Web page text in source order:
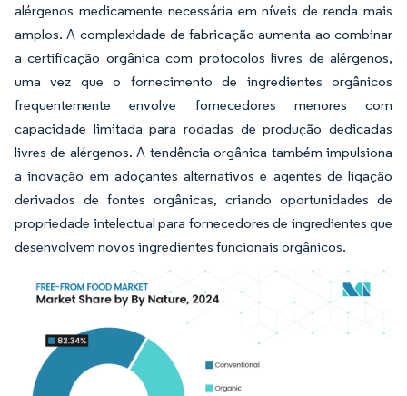
alérgenos medicamente necessária em níveis de renda mais
amplos. A complexidade de fabricação aumenta ao combinar
a certificação orgânica com protocolos livres de alérgenos,
uma vez que o fornecimento de ingredientes orgânicos
frequentemente envolve fornecedores menores com
capacidade limitada para rodadas de produção dedicadas
livres de alérgenos. A tendência orgânica também impulsiona
a inovação em adoçantes alternativos e agentes de ligação
derivados de fontes orgânicas, criando oportunidades de
propriedade intelectual para fornecedores de ingredientes que
desenvolvem novos ingredientes funcionais orgânicos.